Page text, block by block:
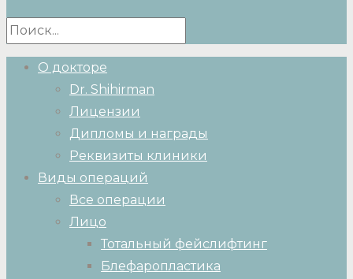
О докторе
Dr. Shihirman
Лицензии
Дипломы и награды
Реквизиты клиники
Виды операций
Все операции
Лицо
Тотальный фейслифтинг
Блефаропластика